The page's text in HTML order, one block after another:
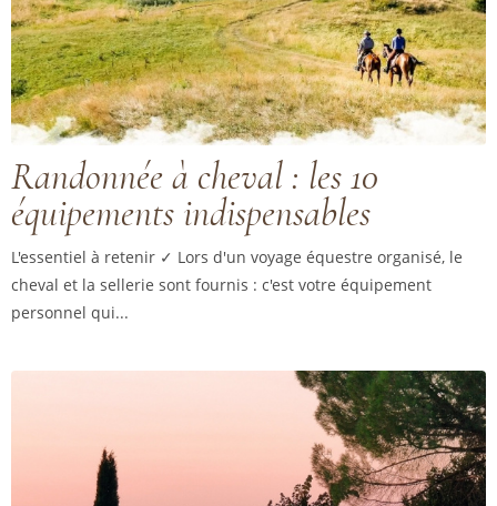
Randonnée à cheval : les 10
équipements indispensables
L'essentiel à retenir ✓ Lors d'un voyage équestre organisé, le
cheval et la sellerie sont fournis : c'est votre équipement
personnel qui...